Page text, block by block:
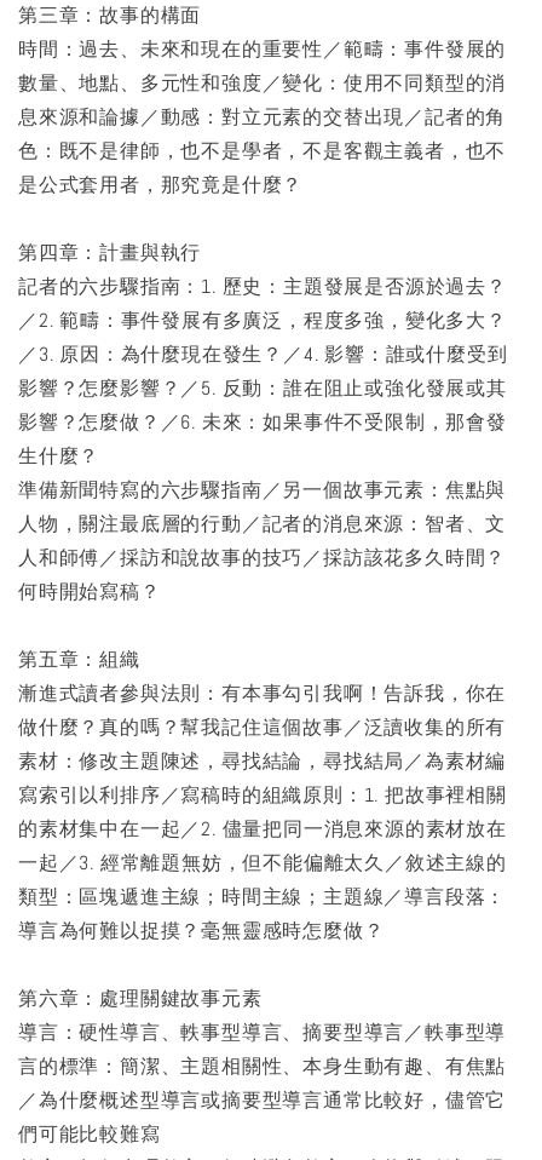
第三章：故事的構面
時間：過去、未來和現在的重要性／範疇：事件發展的
數量、地點、多元性和強度／變化：使用不同類型的消
息來源和論據／動感：對立元素的交替出現／記者的角
色：既不是律師，也不是學者，不是客觀主義者，也不
是公式套用者，那究竟是什麼？
第四章：計畫與執行
記者的六步驟指南：1. 歷史：主題發展是否源於過去？
／2. 範疇：事件發展有多廣泛，程度多強，變化多大？
／3. 原因：為什麼現在發生？／4. 影響：誰或什麼受到
影響？怎麼影響？／5. 反動：誰在阻止或強化發展或其
影響？怎麼做？／6. 未來：如果事件不受限制，那會發
生什麼？
準備新聞特寫的六步驟指南／另一個故事元素：焦點與
人物，關注最底層的行動／記者的消息來源：智者、文
人和師傅／採訪和說故事的技巧／採訪該花多久時間？
何時開始寫稿？
第五章：組織
漸進式讀者參與法則：有本事勾引我啊！告訴我，你在
做什麼？真的嗎？幫我記住這個故事／泛讀收集的所有
素材：修改主題陳述，尋找結論，尋找結局／為素材編
寫索引以利排序／寫稿時的組織原則：1. 把故事裡相關
的素材集中在一起／2. 儘量把同一消息來源的素材放在
一起／3. 經常離題無妨，但不能偏離太久／敘述主線的
類型：區塊遞進主線；時間主線；主題線／導言段落：
導言為何難以捉摸？毫無靈感時怎麼做？
第六章：處理關鍵故事元素
導言：硬性導言、軼事型導言、摘要型導言／軼事型導
言的標準：簡潔、主題相關性、本身生動有趣、有焦點
／為什麼概述型導言或摘要型導言通常比較好，儘管它
們可能比較難寫